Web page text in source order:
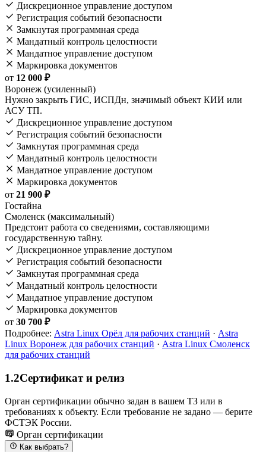
Дискреционное управление доступом
Регистрация событий безопасности
Замкнутая программная среда
Мандатный контроль целостности
Мандатное управление доступом
Маркировка документов
от 12 000 ₽
Воронеж (усиленный)
Нужно закрыть ГИС, ИСПДн, значимый объект КИИ или
АСУ ТП.
Дискреционное управление доступом
Регистрация событий безопасности
Замкнутая программная среда
Мандатный контроль целостности
Мандатное управление доступом
Маркировка документов
от 21 900 ₽
Гостайна
Смоленск (максимальный)
Предстоит работа со сведениями, составляющими
государственную тайну.
Дискреционное управление доступом
Регистрация событий безопасности
Замкнутая программная среда
Мандатный контроль целостности
Мандатное управление доступом
Маркировка документов
от 30 700 ₽
Подробнее: Astra Linux Орёл для рабочих станций · Astra
Linux Воронеж для рабочих станций · Astra Linux Смоленск
для рабочих станций
1.2Сертификат и релиз
Орган сертификации обычно задан в вашем ТЗ или в
требованиях к объекту. Если требование не задано — берите
ФСТЭК России.
Орган сертификации
Как выбрать?